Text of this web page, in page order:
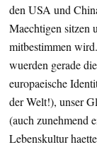
den USA und
Maechtigen sitzen
mitbestimmen
wuerden gerade
europaeische
der Welt!), unser
(auch zunehmend
Lebenskultur